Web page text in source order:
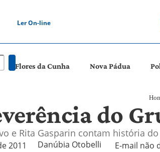
Ler On-line
Flores da Cunha Nova Pádua
do
e Rita Gasparin contam história
2011 Danúbia Otobelli  E-mail não